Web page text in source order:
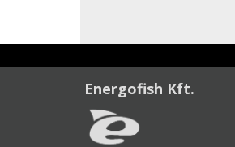
Energofish Kft.